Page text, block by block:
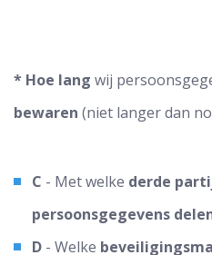
* Hoe lang wij
bewaren (niet langer dan
C - Met welke derde
persoonsgegevens
D - Welke